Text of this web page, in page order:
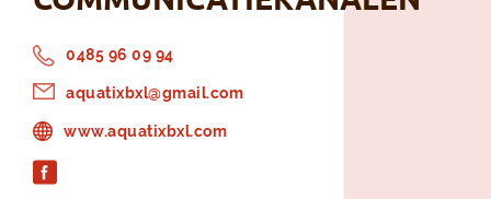
0485 96 09 94
aquatixbxl@gmail.com
www.aquatixbxl.com